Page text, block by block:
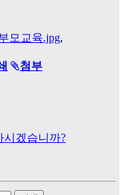
모교육.jpg,
첨부
시겠습니까?